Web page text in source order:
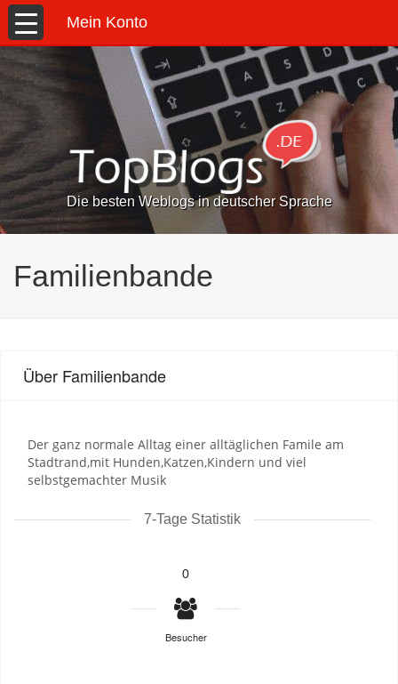
Mein Konto
Die besten Weblogs in deutscher Sprache
Familienbande
Über Familienbande
Der ganz normale Alltag einer alltäglichen Famile am
Stadtrand,mit Hunden,Katzen,Kindern und viel
selbstgemachter Musik
7-Tage Statistik
0
Besucher